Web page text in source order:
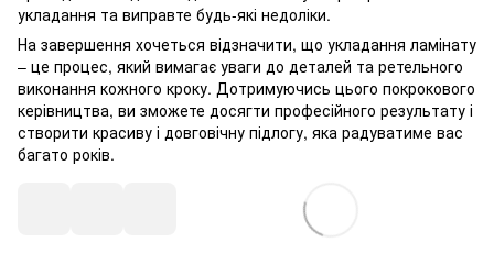
укладання та виправте будь-які недоліки.
На завершення хочеться відзначити, що укладання ламінату
– це процес, який вимагає уваги до деталей та ретельного
виконання кожного кроку. Дотримуючись цього покрокового
керівництва, ви зможете досягти професійного результату і
створити красиву і довговічну підлогу, яка радуватиме вас
багато років.